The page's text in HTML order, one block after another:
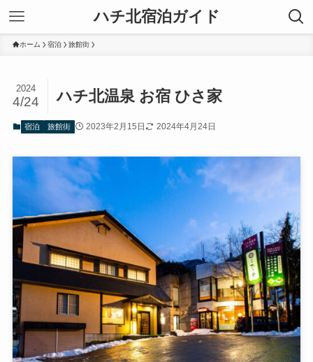
ハチ北宿泊ガイド
ホーム 宿泊 旅館街
ハチ北温泉 お宿 ひさ家
2024
4/24
宿泊 旅館街 2023年2月15日 2024年4月24日